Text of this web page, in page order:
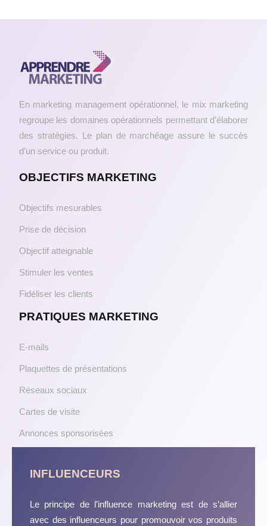
En marketing management opérationnel, le mix marketing
regroupe les domaines opérationnels permettant d’élaborer
des stratégies. Le plan de marchéage assure le succès
d’un service ou produit.
OBJECTIFS MARKETING
Objectifs mesurables
Prise de décision
Objectif atteignable
Stimuler les ventes
Fidéliser les clients
PRATIQUES MARKETING
E-mails
Plaquettes de présentations
Réseaux sociaux
Cartes de visite
Annonces sponsorisées
INFLUENCEURS
Le principe de l’influence marketing est de s’allier
avec des influenceurs pour promouvoir vos produits